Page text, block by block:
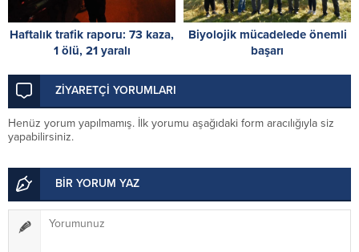
Haftalık trafik raporu: 73 kaza,
1 ölü, 21 yaralı
Biyolojik mücadelede önemli
başarı
ZİYARETÇİ YORUMLARI
Henüz yorum yapılmamış. İlk yorumu aşağıdaki form aracılığıyla siz
yapabilirsiniz.
BİR YORUM YAZ